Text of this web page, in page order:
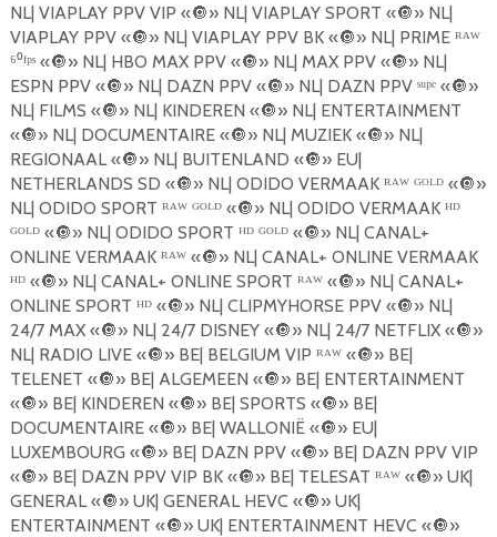
NL| VIAPLAY PPV VIP «🔘» NL| VIAPLAY SPORT «🔘» NL|
VIAPLAY PPV «🔘» NL| VIAPLAY PPV BK «🔘» NL| PRIME ᴿᴬᵂ
⁶⁰ᶠᵖˢ «🔘» NL| HBO MAX PPV «🔘» NL| MAX PPV «🔘» NL|
ESPN PPV «🔘» NL| DAZN PPV «🔘» NL| DAZN PPV ˢᵘᵖᵉ «🔘»
NL| FILMS «🔘» NL| KINDEREN «🔘» NL| ENTERTAINMENT
«🔘» NL| DOCUMENTAIRE «🔘» NL| MUZIEK «🔘» NL|
REGIONAAL «🔘» NL| BUITENLAND «🔘» EU|
NETHERLANDS SD «🔘» NL| ODIDO VERMAAK ᴿᴬᵂ ᴳᴼᴸᴰ «🔘»
NL| ODIDO SPORT ᴿᴬᵂ ᴳᴼᴸᴰ «🔘» NL| ODIDO VERMAAK ᴴᴰ
ᴳᴼᴸᴰ «🔘» NL| ODIDO SPORT ᴴᴰ ᴳᴼᴸᴰ «🔘» NL| CANAL+
ONLINE VERMAAK ᴿᴬᵂ «🔘» NL| CANAL+ ONLINE VERMAAK
ᴴᴰ «🔘» NL| CANAL+ ONLINE SPORT ᴿᴬᵂ «🔘» NL| CANAL+
ONLINE SPORT ᴴᴰ «🔘» NL| CLIPMYHORSE PPV «🔘» NL|
24/7 MAX «🔘» NL| 24/7 DISNEY «🔘» NL| 24/7 NETFLIX «🔘»
NL| RADIO LIVE «🔘» BE| BELGIUM VIP ᴿᴬᵂ «🔘» BE|
TELENET «🔘» BE| ALGEMEEN «🔘» BE| ENTERTAINMENT
«🔘» BE| KINDEREN «🔘» BE| SPORTS «🔘» BE|
DOCUMENTAIRE «🔘» BE| WALLONIË «🔘» EU|
LUXEMBOURG «🔘» BE| DAZN PPV «🔘» BE| DAZN PPV VIP
«🔘» BE| DAZN PPV VIP BK «🔘» BE| TELESAT ᴿᴬᵂ «🔘» UK|
GENERAL «🔘» UK| GENERAL HEVC «🔘» UK|
ENTERTAINMENT «🔘» UK| ENTERTAINMENT HEVC «🔘»